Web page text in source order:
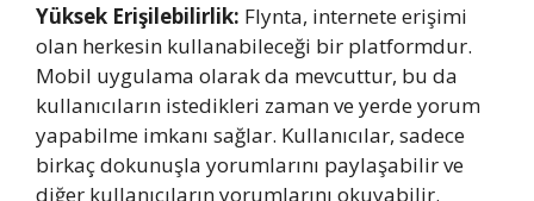
Yüksek Erişilebilirlik: Flynta, internete erişimi
olan herkesin kullanabileceği bir platformdur.
Mobil uygulama olarak da mevcuttur, bu da
kullanıcıların istedikleri zaman ve yerde yorum
yapabilme imkanı sağlar. Kullanıcılar, sadece
birkaç dokunuşla yorumlarını paylaşabilir ve
diğer kullanıcıların yorumlarını okuyabilir.